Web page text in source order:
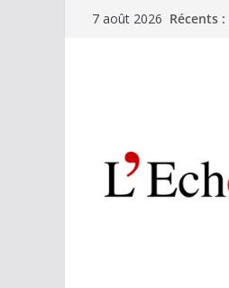
Passer7 août 2026 Récents :